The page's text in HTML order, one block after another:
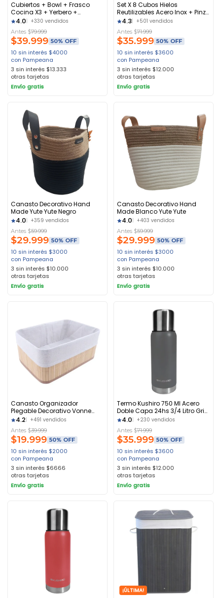
Cubiertos + Bowl + Frasco
Cocina X3 + Yerbero +
Escurreplato
4.0 +330 vendidos
Antes $79.999
$39.999 50% OFF
10 sin interés $4000
con Pampeana
3 sin interés $13.333
otras tarjetas
Envío gratis
Set X 8 Cubos Hielos
Reutilizables Acero Inox + Pinza
Plateado
4.3 +501 vendidos
Antes $71.999
$35.999 50% OFF
10 sin interés $3600
con Pampeana
3 sin interés $12.000
otras tarjetas
Envío gratis
Canasto Decorativo Hand
Made Yute Yute Negro
4.0 +359 vendidos
Antes $59.999
$29.999 50% OFF
10 sin interés $3000
con Pampeana
3 sin interés $10.000
otras tarjetas
Envío gratis
Canasto Decorativo Hand
Made Blanco Yute Yute
4.0 +403 vendidos
Antes $59.999
$29.999 50% OFF
10 sin interés $3000
con Pampeana
3 sin interés $10.000
otras tarjetas
Envío gratis
Canasto Organizador
Plegable Decorativo Vonne
Bambú Marrón Claro
4.2 +491 vendidos
Antes $39.999
$19.999 50% OFF
10 sin interés $2000
con Pampeana
3 sin interés $6666
otras tarjetas
Envío gratis
Termo Kushiro 750 Ml Acero
Doble Capa 24hs 3/4 Litro Gris
Gris
4.0 +230 vendidos
Antes $71.999
$35.999 50% OFF
10 sin interés $3600
con Pampeana
3 sin interés $12.000
otras tarjetas
Envío gratis
¡ÚLTIMA!